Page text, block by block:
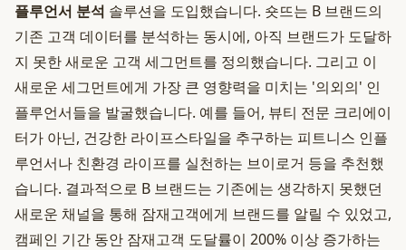
플루언서 분석 솔루션을 도입했습니다. 숏뜨는 B 브랜드의
기존 고객 데이터를 분석하는 동시에, 아직 브랜드가 도달하
지 못한 새로운 고객 세그먼트를 정의했습니다. 그리고 이
새로운 세그먼트에게 가장 큰 영향력을 미치는 '의외의' 인
플루언서들을 발굴했습니다. 예를 들어, 뷰티 전문 크리에이
터가 아닌, 건강한 라이프스타일을 추구하는 피트니스 인플
루언서나 친환경 라이프를 실천하는 브이로거 등을 추천했
습니다. 결과적으로 B 브랜드는 기존에는 생각하지 못했던
새로운 채널을 통해 잠재고객에게 브랜드를 알릴 수 있었고,
캠페인 기간 동안 잠재고객 도달률이 200% 이상 증가하는